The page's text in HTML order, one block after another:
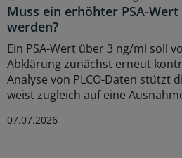
Muss ein erhöhter PSA-
werden?
Ein PSA-Wert über 3 ng/ml soll
Abklärung zunächst erneut
Analyse von PLCO-Daten stützt
weist zugleich auf eine
07.07.2026